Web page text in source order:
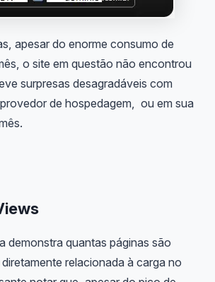
apesar do enorme consumo de
o site em questão não encontrou
surpresas desagradáveis com
de hospedagem, ou em sua
demonstra quantas páginas são
relacionada à carga no